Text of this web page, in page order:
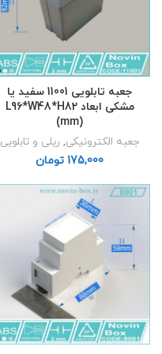
جعبه تابلویی 11001 سفید یا
مشکی ابعاد L96*W48*H82
(mm)
جعبه الکترونیکی, ریلی و تابلویی
تومان